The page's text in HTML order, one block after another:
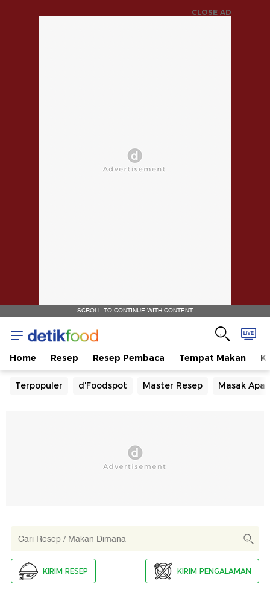
CLOSE AD
SCROLL TO CONTINUE WITH CONTENT
Home Resep Resep Pembaca Tempat Makan
Terpopuler d'Foodspot Master Resep Masak Apa
KIRIM RESEP KIRIM PENGALAMAN